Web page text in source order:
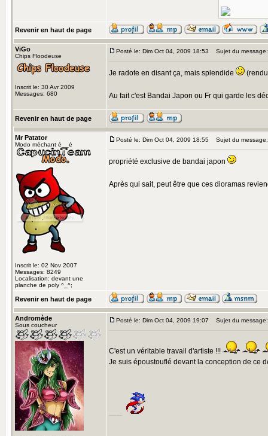
Revenir en haut de page
ViGo
Chips Floodeuse
Inscrit le: 30 Avr 2009
Messages: 680
Posté le: Dim Oct 04, 2009 18:53 Sujet du message:
Je radote en disant ça, mais splendide
Au fait c'est Bandai Japon ou Fr qui garde les
Revenir en haut de page
Mr Patator
Modo méchant è__é
Inscrit le: 02 Nov 2007
Messages: 8249
Localisation: devant une
planche de poly ^_^;
Posté le: Dim Oct 04, 2009 18:55 Sujet du message:
propriété exclusive de bandai japon
Après qui sait, peut être que ces dioramas
Revenir en haut de page
Andromède
Sous coucheur
Posté le: Dim Oct 04, 2009 19:07 Sujet du message:
C'est un véritable travail d'artiste !!!
Je suis époustouflé devant la conception de ce